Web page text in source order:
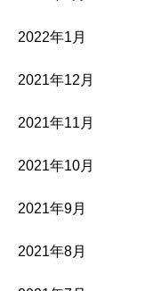
2022年1月
2021年12月
2021年11月
2021年10月
2021年9月
2021年8月